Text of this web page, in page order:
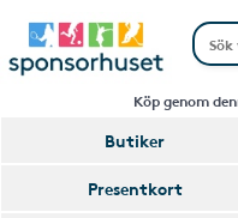
Köp genom
Butiker
Presentkort